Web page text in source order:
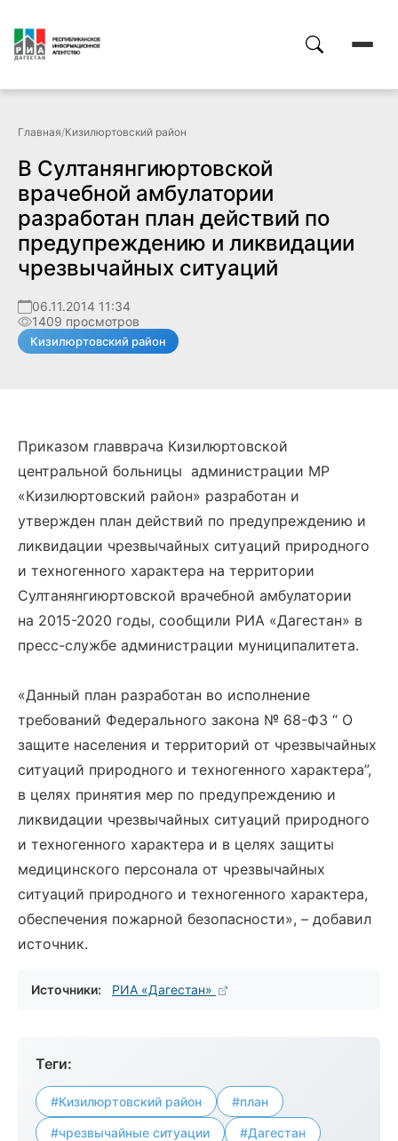
Главная/Кизилюртовский район
В Султанянгиюртовской
врачебной амбулатории
разработан план действий по
предупреждению и ликвидации
чрезвычайных ситуаций
06.11.2014 11:34
1409 просмотров
Кизилюртовский район
Приказом главврача Кизилюртовской
центральной больницы администрации МР
«Кизилюртовский район» разработан и
утвержден план действий по предупреждению и
ликвидации чрезвычайных ситуаций природного
и техногенного характера на территории
Султанянгиюртовской врачебной амбулатории
на 2015-2020 годы, сообщили РИА «Дагестан» в
пресс-службе администрации муниципалитета.
«Данный план разработан во исполнение
требований Федерального закона № 68-ФЗ “ О
защите населения и территорий от чрезвычайных
ситуаций природного и техногенного характера”,
в целях принятия мер по предупреждению и
ликвидации чрезвычайных ситуаций природного
и техногенного характера и в целях защиты
медицинского персонала от чрезвычайных
ситуаций природного и техногенного характера,
обеспечения пожарной безопасности», – добавил
источник.
Источники: РИА «Дагестан»
Теги:
#Кизилюртовский район #план
#чрезвычайные ситуации #Дагестан